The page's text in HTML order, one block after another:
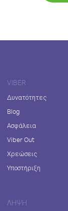
VIBER
Δυνατότητες
Blog
Ασφάλεια
Viber Out
Χρεώσεις
Υποστήριξη
ΛΉΨΗ